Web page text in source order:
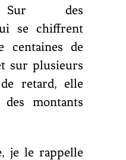
Sur des
se chiffrent
centaines de
sur plusieurs
retard, elle
montants
je le rappelle